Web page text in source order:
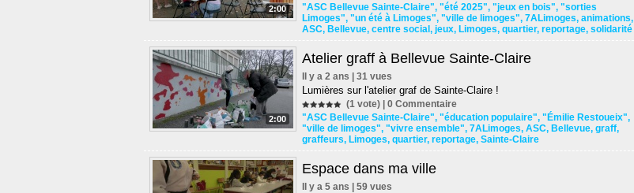
2:00
"ASC Bellevue Sainte-Claire", "été 2025", "jeux en bois", "sorties
Limoges", "un été à Limoges", "ville de limoges", 7ALimoges, animations,
ASC, Bellevue, centre social , jeux, Limoges, quartier, reportage, solidarité
2:00
Atelier graff à Bellevue Sainte-Claire
Il y a 2 ans | 31 vues
Lumières sur l'atelier graf de Sainte-Claire !
(1 vote) | 0 Commentaire
"ASC Bellevue Sainte-Claire", "éducation populaire", "Émilie Restoueix",
"ville de limoges", "vivre ensemble", 7ALimoges, ASC, Bellevue, graff,
graffeurs, Limoges, quartier, reportage, Sainte-Claire
Espace dans ma ville
Il y a 5 ans | 59 vues